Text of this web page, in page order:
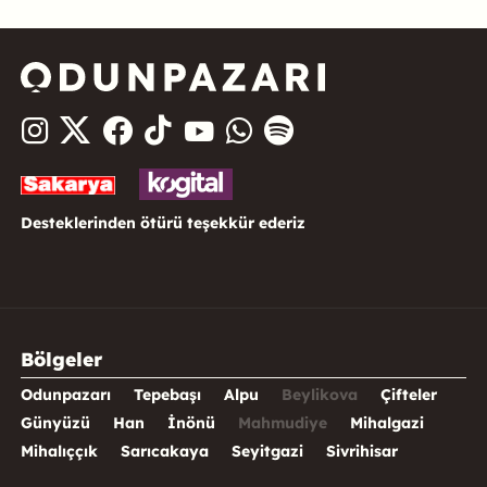
Desteklerinden ötürü teşekkür ederiz
Bölgeler
Odunpazarı Tepebaşı Alpu Beylikova
Çifteler
Günyüzü
Han İnönü Mahmudiye
Mihalgazi
Mihalıççık
Sarıcakaya Seyitgazi Sivrihisar